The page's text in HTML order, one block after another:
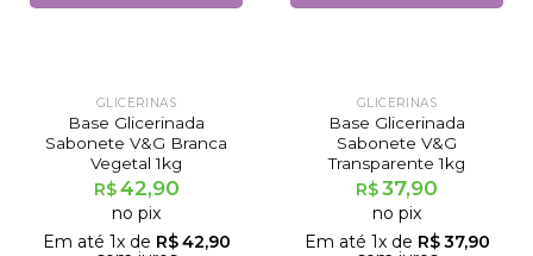
GLICERINAS
Base Glicerinada
Sabonete V&G Branca
Vegetal 1kg
R$42,90
no pix
Em até 1x de R$42,90
GLICERINAS
Base Glicerinada
Sabonete V&G
Transparente 1kg
R$37,90
no pix
Em até 1x de R$37,90